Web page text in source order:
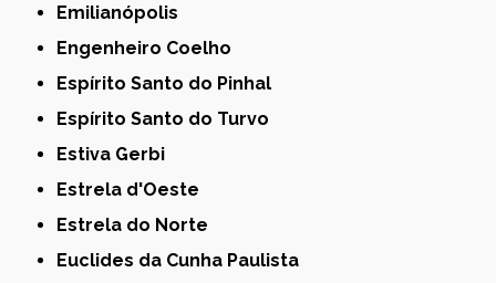
Emilianópolis
Engenheiro Coelho
Espírito Santo do Pinhal
Espírito Santo do Turvo
Estiva Gerbi
Estrela d'Oeste
Estrela do Norte
Euclides da Cunha Paulista